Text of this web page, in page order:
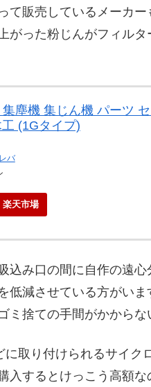
て販売しているメーカ
がった粉じんがフィル
塵機 集じん機 パーツ
(1Gタイプ)
バ
楽天市場
込み口の間に自作の遠
低減させている方がい
ミ捨ての手間がかからな
取り付けられるサイク
入するとけっこう高額